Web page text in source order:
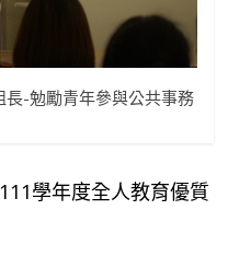
-勉勵青年參與公共事務
學年度全人教育優質